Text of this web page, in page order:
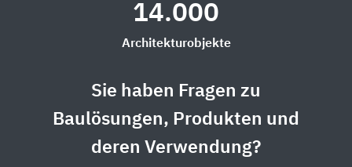
14.000
Architekturobjekte
Sie haben Fragen zu
Baulösungen, Produkten und
deren Verwendung?